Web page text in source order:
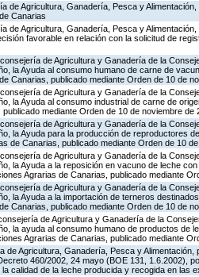
de Agricultura, Ganadería, Pesca y
Canarias
de Agricultura, Ganadería, Pesca y
favorable en relación con la solicitud de
de Agricultura y Ganadería de la
la Ayuda al consumo humano de carne de
Canarias, publicado mediante Orden de 10 de
de Agricultura y Ganadería de la
la Ayuda al consumo industrial de carne de
mediante Orden de 10 de noviembre de
de Agricultura y Ganadería de la
la Ayuda para la producción de reproductores
de Canarias, publicado mediante Orden de 10
de Agricultura y Ganadería de la
la Ayuda a la reposición en vacuno de leche
Agrarias de Canarias, publicado mediante
de Agricultura y Ganadería de la
la Ayuda a la importación de terneros
Canarias, publicado mediante Orden de 10 de
de Agricultura y Ganadería de la
la ayuda al consumo humano de productos de
Agrarias de Canarias, publicado mediante
de Agricultura, Ganadería, Pesca y
460/2002, 24 mayo (BOE 131, 1.6.2002),
calidad de la leche producida y recogida en las